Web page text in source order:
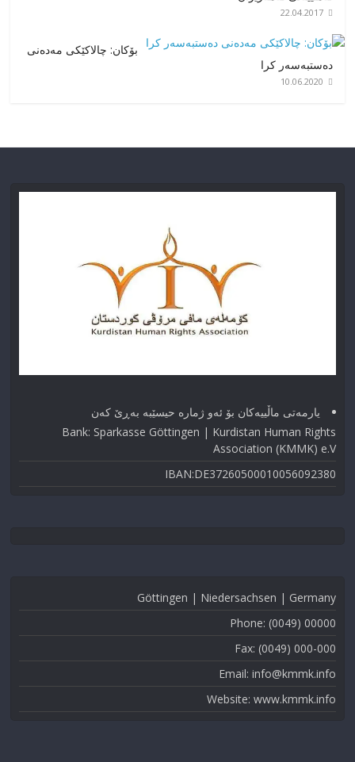
22.04.2017
بۆکان: چالاکێکی مەدەنی
دەستبەسەر کرا
10.06.2020
یارمەتی ماڵییەکان بۆ ئەو ژماره حیسێبە بەڕێ کەن
Bank: Sparkasse Göttingen | Kurdistan Human Rights
Association (KMMK) e.V
IBAN:DE37260500010056092380
Göttingen | Niedersachsen | Germany
Phone: (0049) 00000
Fax: (0049) 000-000
Email: info@kmmk.info
Website: www.kmmk.info